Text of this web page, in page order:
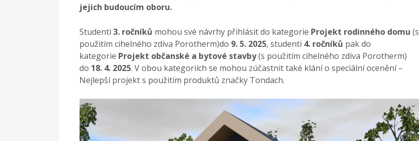
jejich budoucím oboru.
Studenti 3. ročníků mohou své návrhy přihlásit do kategorie Projekt rodinného domu (s
použitím cihelného zdiva Porotherm)do 9. 5. 2025, studenti 4. ročníků pak do
kategorie Projekt občanské a bytové stavby(s použitím cihelného zdiva Porotherm)
do 18. 4. 2025. V obou kategoriích se mohou zúčastnit také klání o speciální ocenění –
Nejlepší projekt s použitím produktů značky Tondach.